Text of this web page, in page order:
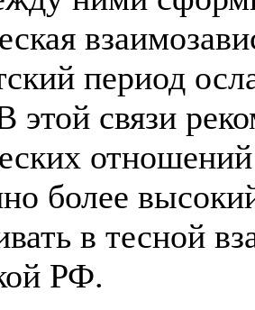
период
этой связи
более
в тесной
РФ.